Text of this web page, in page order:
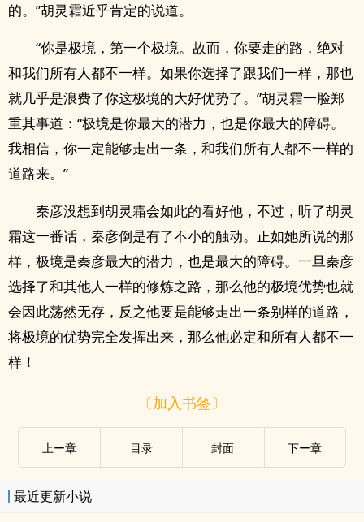
的。”胡灵霜近乎肯定的说道。
“你是极境，第一个极境。故而，你要走的路，绝对
和我们所有人都不一样。如果你选择了跟我们一样，那也
就几乎是浪费了你这极境的大好优势了。”胡灵霜一脸郑
重其事道：“极境是你最大的潜力，也是你最大的障碍。
我相信，你一定能够走出一条，和我们所有人都不一样的
道路来。”
秦彦没想到胡灵霜会如此的看好他，不过，听了胡灵
霜这一番话，秦彦倒是有了不小的触动。正如她所说的那
样，极境是秦彦最大的潜力，也是最大的障碍。一旦秦彦
选择了和其他人一样的修炼之路，那么他的极境优势也就
会因此荡然无存，反之他要是能够走出一条别样的道路，
将极境的优势完全发挥出来，那么他必定和所有人都不一
样！
〔加入书签〕
上ー章 目录 封面 下ー章
最近更新小说